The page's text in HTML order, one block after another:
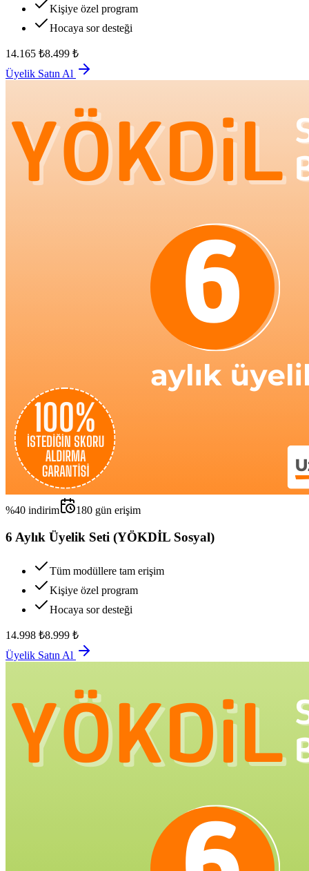
Kişiye özel program
Hocaya sor desteği
14.165 ₺8.499 ₺
Üyelik Satın Al
%40 indirim 180 gün erişim
6 Aylık Üyelik Seti (YÖKDİL Sosyal)
Tüm modüllere tam erişim
Kişiye özel program
Hocaya sor desteği
14.998 ₺8.999 ₺
Üyelik Satın Al